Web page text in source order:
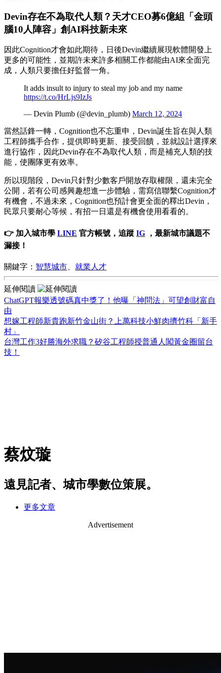
Devin存在不為取代人類？天才CEO募6億組「金頭
腦10人陣容」創AI科技新未來
因此Cognition才會如此期待，日後Devin繼續展現軟體開發上
更多的可能性，並期許未來許多相關工作都能由AI來全面完
成，人類只要擔任好監督一角。
It adds insult to injury to steal my job and my name
https://t.co/HrLjs9IzJs
— Devin Plumb (@devin_plumb) March 12, 2024
當然話鋒一轉，Cognition也不忘重申，Devin誕生旨在與人類
工程師攜手合作，提供即時更新、接受回饋，並就設計選擇來
進行協作，因此Devin存在不為取代人類，而是補充人類的技
能，使團隊更有效率。
所以現階段，Devin只針對少數客戶開放存取權限，還未完全
公開，若有公司感興趣想進一步體驗，需寫信聯繫Cognition才
有機會，不過未來，Cognition也預計會更全面的釋出Devin，
民眾只要耐心等候，有招一日還是有機會使用看看的。
👉 加入城市學 LINE 官方帳號，追蹤 IG ，最新城市議題不
漏接！
關鍵字： 智慧城市 就業人才
延伸閱讀
ChatGPT報樂透號碼真中獎了！他曝「神問法」可望創財富自
由
想嫁工程師新貴跑新竹金山街？上萬科技小鮮肉擠竹科「新手
村」
台灣工作3好勝海外求職？矽谷工程師授普通人闖黃金圈留台
技！
蔡炆璇
遠見記者、城市學數位策展。
更多文章
Advertisement